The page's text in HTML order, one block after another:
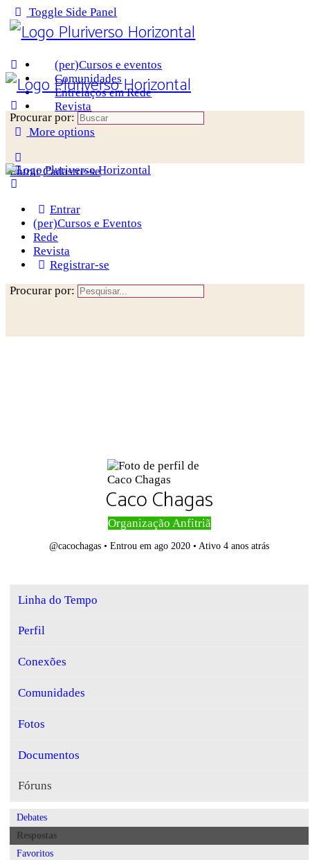
Toggle Side Panel
(per)Cursos e eventos
Comunidades
Entrelaços em Rede
Revista
More options
Entrar Cadastre-se
Procurar por:
Entrar
(per)Cursos e Eventos
Rede
Revista
Registrar-se
Procurar por:
Caco Chagas
Organização Anfitriã
@cacochagas • Entrou em ago 2020• Ativo 4 anos atrás
Linha do Tempo
Perfil
Conexões
Comunidades
Fotos
Documentos
Fóruns
Debates
Respostas
Favoritos